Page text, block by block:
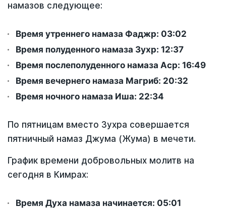
намазов следующее:
Время утреннего намаза Фаджр: 03:02
Время полуденного намаза Зухр: 12:37
Время послеполуденного намаза Аср: 16:49
Время вечернего намаза Магриб: 20:32
Время ночного намаза Иша: 22:34
По пятницам вместо Зухра совершается
пятничный намаз Джума (Жума) в мечети.
График времени добровольных молитв на
сегодня в Кимрах:
Время Духа намаза начинается: 05:01